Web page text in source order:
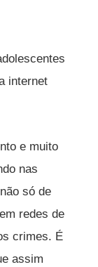
internet
e muito
nas
só de
redes de
crimes. É
assim